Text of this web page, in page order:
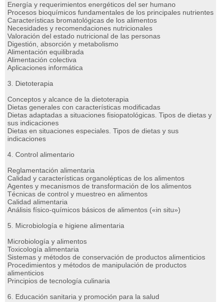
Energía y requerimientos energéticos del ser humano
Procesos bioquímicos fundamentales de los principales nutrientes
Características bromatológicas de los alimentos
Necesidades y recomendaciones nutricionales
Valoración del estado nutricional de las personas
Digestión, absorción y metabolismo
Alimentación equilibrada
Alimentación colectiva
Aplicaciones informática
3. Dietoterapia
Conceptos y alcance de la dietoterapia
Dietas generales con características modificadas
Dietas adaptadas a situaciones fisiopatológicas. Tipos de dietas y
sus indicaciones
Dietas en situaciones especiales. Tipos de dietas y sus
indicaciones
4. Control alimentario
Reglamentación alimentaria
Calidad y características organolépticas de los alimentos
Agentes y mecanismos de transformación de los alimentos
Técnicas de control y muestreo en alimentos
Calidad alimentaria
Análisis físico-químicos básicos de alimentos («in situ»)
5. Microbiología e higiene alimentaria
Microbiología y alimentos
Toxicología alimentaria
Sistemas y métodos de conservación de productos alimenticios
Procedimientos y métodos de manipulación de productos
alimenticios
Principios de tecnología culinaria
6. Educación sanitaria y promoción para la salud